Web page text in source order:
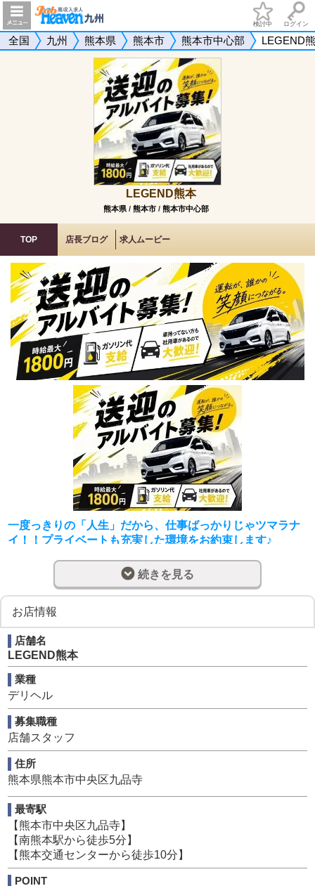
検討中 ログイン
全国 九州 熊本県 熊本市 熊本市中心部 LEGEND
LEGEND熊本
熊本県/ 熊本市/ 熊本市中心部
TOP 店長ブログ 求人ムービー
一度っきりの「人生」だから、仕事ばっかりじゃツマラナ
イ！！プライベートも充実した環境をお約束します♪
当店の求人ページをご覧頂き誠にありがとうございま
まずは、簡単に当店の紹介をさせて頂きます！
当店は熊本市内に他にも姉妹店が2店舗ある、熊本市内のデ
リバリーヘルスのグループ店になります！！
熊本市内に創業してもう15年になる、熊本の風俗業界では
有名なグループ店舗だと自負しております( ´ ▽ ` )
お客様からも連日大変好評頂いておりまして、少ない従業
員人数だと、女の子の送り迎えができない為、当グループ
には他店様以上にスタッフの人数が多い会社になります♪
現在、正社員のスタッフが12名と、アルバイトの送迎スタ
ッフを合わせると20名を越える人数のスタッフが働いてい
ます！
ちなみに、この人数は、実は多い方なんですよ！
面接に来られる女の子達は揃って「スタッフの方が多いん
ですね！？」とびっくりされますよ！
そんな、熊本の風俗業界ではスタッフが多い、当グループ
ですが、当店のスタッフ達は本当にアットホームでプライ
ベートでも遊びに行ったりする仲なんですよ！
当グループでは2013年よりスタッフブログを開設しており
まして、その内容を見て頂ければ、休日に一緒に釣りに行
ったり♪BBQをしたり♪ゴルフに行ったりとスタッフのプラ
続きを見る
お店情報
店舗名
LEGEND熊本
業種
デリヘル
募集職種
店舗スタッフ
住所
熊本県熊本市中央区九品寺
最寄駅
【熊本市中央区九品寺】
【南熊本駅から徒歩5分】
【熊本交通センターから徒歩10分】
POINT